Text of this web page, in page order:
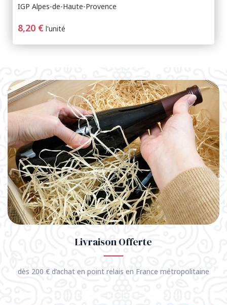
IGP Alpes-de-Haute-Provence
8,20 € l'unité
Livraison Offerte
dès 200 € d’achat en point relais en France métropolitaine